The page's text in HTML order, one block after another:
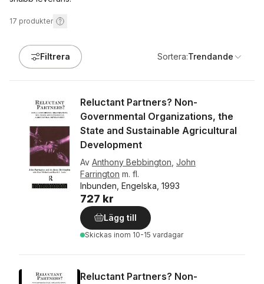
17 produkter
Filtrera Sortera:Trendande
Reluctant Partners? Non-
Governmental Organizations, the
State and Sustainable Agricultural
Development
Av Anthony Bebbington John
Farrington m. fl.
Inbunden, Engelska, 1993
727 kr
Lägg till
Skickas inom 10-15 vardagar
Reluctant Partners? Non-